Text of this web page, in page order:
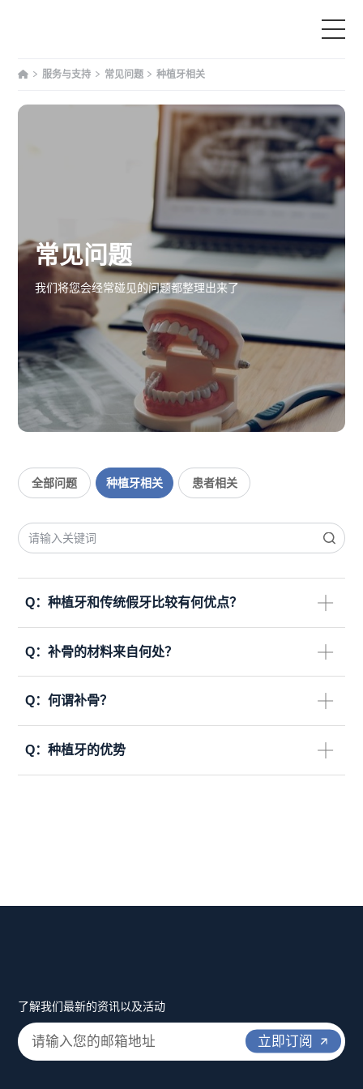
首页
文章资讯
联系我们
CN EN
服务与支持 常见问题 种植牙相关
常见问题
我们将您会经常碰见的问题都整理出来了
全部问题 种植牙相关 患者相关
Q：种植牙和传统假牙比较有何优点？
Q：补骨的材料来自何处？
Q：何谓补骨？
Q：种植牙的优势
了解我们最新的资讯以及活动
立即订阅